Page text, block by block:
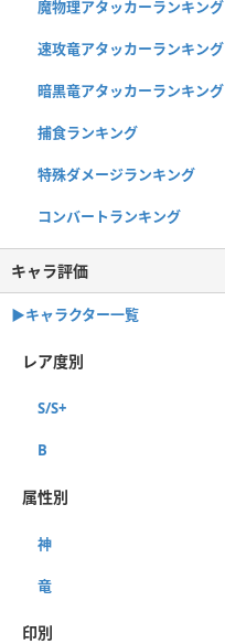
魔物理アタッカーランキング
速攻竜アタッカーランキング
暗黒竜アタッカーランキング
捕食ランキング
特殊ダメージランキング
コンバートランキング
キャラ評価
▶︎キャラクター一覧
レア度別
S/S+
B
属性別
神
竜
印別